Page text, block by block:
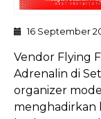
16 September
Vendor Flying
Adrenalin di
organizer
menghadirkan